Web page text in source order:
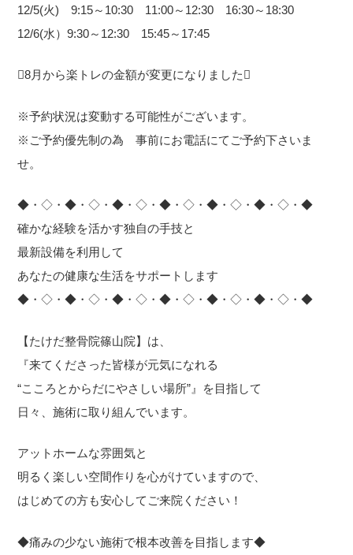
12/5(火) 9:15～10:30 11:00～12:30 16:30～18:30
12/6(水）9:30～12:30 15:45～17:45
8月から楽トレの金額が変更になりました
※予約状況は変動する可能性がございます。
※ご予約優先制の為 事前にお電話にてご予約下さいま
せ。
◆・◇・◆・◇・◆・◇・◆・◇・◆・◇・◆・◇・◆
確かな経験を活かす独自の手技と
最新設備を利用して
あなたの健康な生活をサポートします
◆・◇・◆・◇・◆・◇・◆・◇・◆・◇・◆・◇・◆
【たけだ整骨院篠山院】は、
『来てくださった皆様が元気になれる
“こころとからだにやさしい場所”』を目指して
日々、施術に取り組んでいます。
アットホームな雰囲気と
明るく楽しい空間作りを心がけていますので、
はじめての方も安心してご来院ください！
◆痛みの少ない施術で根本改善を目指します◆